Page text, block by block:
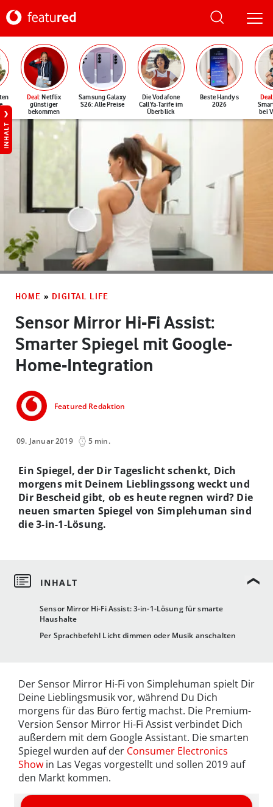
Deal: Netflix
günstiger
bekommen
Samsung Galaxy
S26: Alle Preise
Die Vodafone
CallYa-Tarife im
Überblick
Beste Handys
2026
Deal
bei
INHALT
HOME » DIGITAL LIFE
Sensor Mirror Hi-Fi Assist:
Smarter Spiegel mit Google-
Home-Integration
Featured Redaktion
09. Januar 2019 5 min.
Sensor Mirror Hi-Fi Assist: 3-in-1-Lösung für smarte
Haushalte
Per Sprachbefehl Licht dimmen oder Musik anschalten
Ein Spiegel, der Dir Tageslicht schenkt, Dich
morgens mit Deinem Lieblingssong weckt und
Dir Bescheid gibt, ob es heute regnen wird? Die
neuen smarten Spiegel von Simplehuman sind
die 3-in-1-Lösung.
Der Sensor Mirror Hi-Fi von Simplehuman spielt Dir
Deine Lieblingsmusik vor, während Du Dich
morgens für das Büro fertig machst. Die Premium-
Version Sensor Mirror Hi-Fi Assist verbindet Dich
außerdem mit dem Google Assistant. Die smarten
Spiegel wurden auf der Consumer Electronics
Show in Las Vegas vorgestellt und sollen 2019 auf
den Markt kommen.